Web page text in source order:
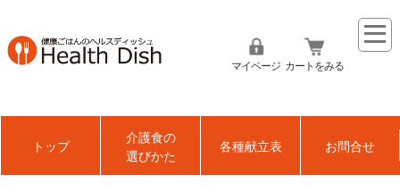
マイページ カートをみる
トップ
介護食の
選びかた
各種献立表 お問合せ